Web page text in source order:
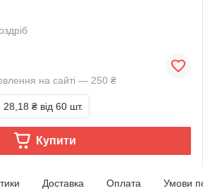
на сайті — 250 ₴
28,18 ₴ від 60 шт.
Купити
Доставка Оплата Умови